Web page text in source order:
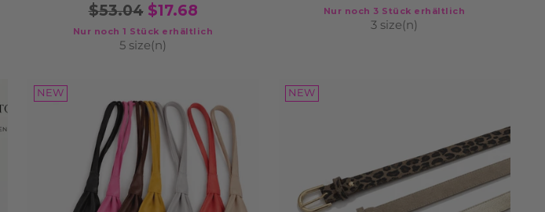
$53.04 $17.68
Nur noch 1 Stück erhältlich
5 size(n)
Nur noch 3 Stück erhältlich
3 size(n)
NEW NEW